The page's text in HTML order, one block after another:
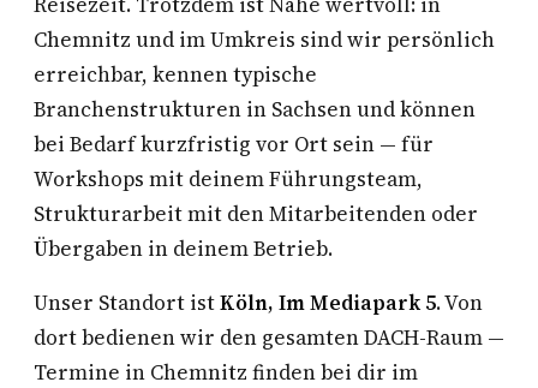
Chemnitz und im Umkreis sind wir persönlich
erreichbar, kennen typische
Branchenstrukturen in Sachsen und können
bei Bedarf kurzfristig vor Ort sein — für
Workshops mit deinem Führungsteam,
Strukturarbeit mit den Mitarbeitenden oder
Übergaben in deinem Betrieb.
Unser Standort istKöln, Im Mediapark 5. Von
dort bedienen wir den gesamten DACH-Raum —
Termine in Chemnitz finden bei dir im